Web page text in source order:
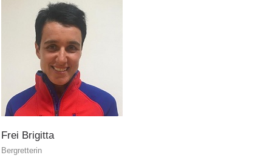
Frei Brigitta
Bergretterin